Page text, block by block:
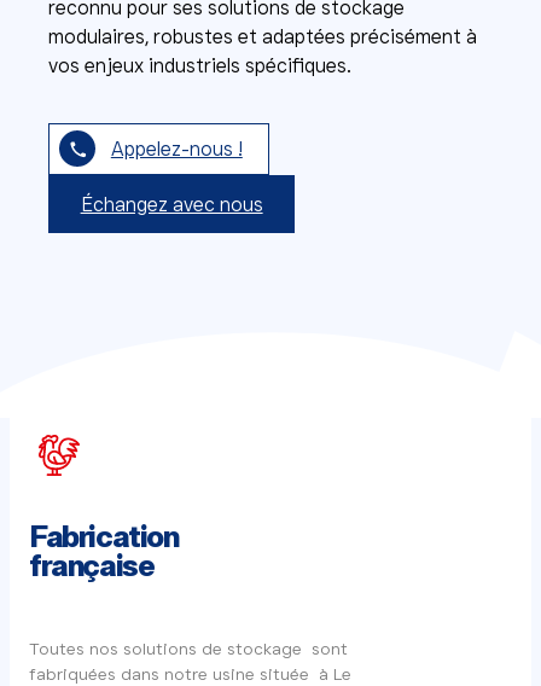
reconnu pour ses solutions de stockage
modulaires, robustes et adaptées précisément à
vos enjeux industriels spécifiques.
Appelez-nous !
Échangez avec nous
Fabrication
française
Toutes nos solutions de stockage sont
fabriquées dans notre usine située à Le